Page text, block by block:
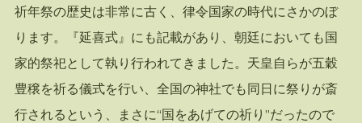
祈年祭の歴史は非常に古く、律令国家の時代にさかのぼ
ります。『延喜式』にも記載があり、朝廷においても国
家的祭祀として執り行われてきました。天皇自らが五穀
豊穣を祈る儀式を行い、全国の神社でも同日に祭りが斎
行されるという、まさに“国をあげての祈り”だったので